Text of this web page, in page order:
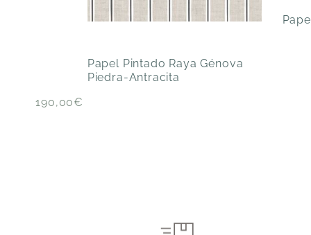
Papel Pintado Raya Génova
Piedra-Antracita
190,00€